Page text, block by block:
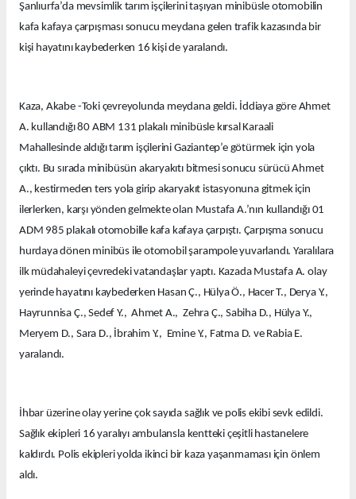
Şanlıurfa’da mevsimlik tarım işçilerini taşıyan minibüsle otomobilin
kafa kafaya çarpışması sonucu meydana gelen trafik kazasında bir
kişi hayatını kaybederken 16 kişi de yaralandı.
Kaza, Akabe -Toki çevreyolunda meydana geldi. İddiaya göre Ahmet
A. kullandığı 80 ABM 131 plakalı minibüsle kırsal Karaali
Mahallesinde aldığı tarım işçilerini Gaziantep’e götürmek için yola
çıktı. Bu sırada minibüsün akaryakıtı bitmesi sonucu sürücü Ahmet
A., kestirmeden ters yola girip akaryakıt istasyonuna gitmek için
ilerlerken, karşı yönden gelmekte olan Mustafa A.’nın kullandığı 01
ADM 985 plakalı otomobille kafa kafaya çarpıştı. Çarpışma sonucu
hurdaya dönen minibüs ile otomobil şarampole yuvarlandı. Yaralılara
ilk müdahaleyi çevredeki vatandaşlar yaptı. Kazada Mustafa A. olay
yerinde hayatını kaybederken Hasan Ç., Hülya Ö., Hacer T., Derya Y.,
Hayrunnisa Ç., Sedef Y., Ahmet A., Zehra Ç., Sabiha D., Hülya Y.,
Meryem D., Sara D., İbrahim Y., Emine Y., Fatma D. ve Rabia E.
yaralandı.
İhbar üzerine olay yerine çok sayıda sağlık ve polis ekibi sevk edildi.
Sağlık ekipleri 16 yaralıyı ambulansla kentteki çeşitli hastanelere
kaldırdı. Polis ekipleri yolda ikinci bir kaza yaşanmaması için önlem
aldı.